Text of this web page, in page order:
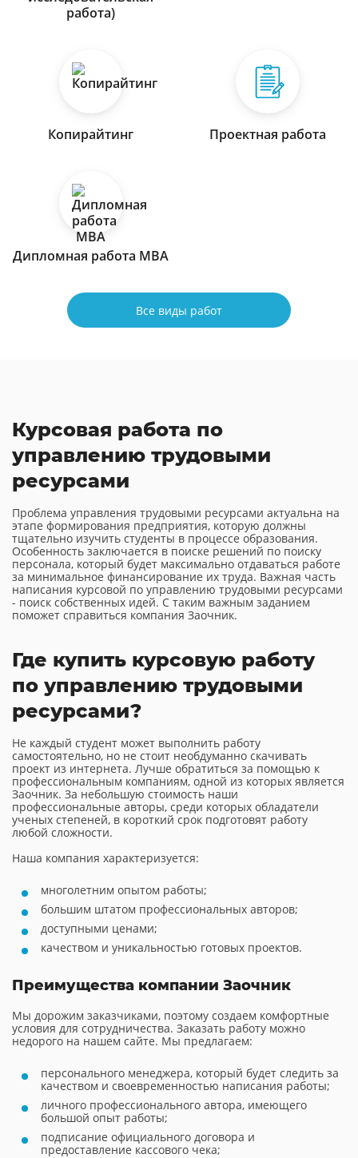
работа)
Копирайтинг Проектная работа
Дипломная работа МВА
Все виды работ
Курсовая работа по
управлению трудовыми
ресурсами
Проблема управления трудовыми ресурсами актуальна на
этапе формирования предприятия, которую должны
тщательно изучить студенты в процессе образования.
Особенность заключается в поиске решений по поиску
персонала, который будет максимально отдаваться работе
за минимальное финансирование их труда. Важная часть
написания курсовой по управлению трудовыми ресурсами
- поиск собственных идей. С таким важным заданием
поможет справиться компания Заочник.
Где купить курсовую работу
по управлению трудовыми
ресурсами?
Не каждый студент может выполнить работу
самостоятельно, но не стоит необдуманно скачивать
проект из интернета. Лучше обратиться за помощью к
профессиональным компаниям, одной из которых является
Заочник. За небольшую стоимость наши
профессиональные авторы, среди которых обладатели
ученых степеней, в короткий срок подготовят работу
любой сложности.
Наша компания характеризуется:
многолетним опытом работы;
большим штатом профессиональных авторов;
доступными ценами;
качеством и уникальностью готовых проектов.
Преимущества компании Заочник
Мы дорожим заказчиками, поэтому создаем комфортные
условия для сотрудничества. Заказать работу можно
недорого на нашем сайте. Мы предлагаем:
персонального менеджера, который будет следить за
качеством и своевременностью написания работы;
личного профессионального автора, имеющего
большой опыт работы;
подписание официального договора и
предоставление кассового чека;